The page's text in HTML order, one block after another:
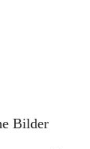
Bilder